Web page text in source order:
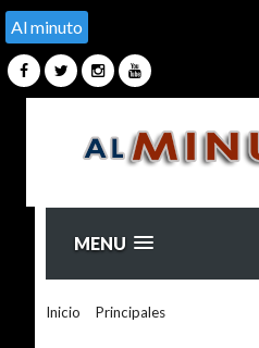
Al minuto
MENU
Inicio Principales>